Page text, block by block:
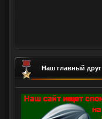
Наш главный друг